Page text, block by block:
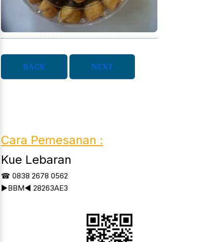
BACK NEXT
Cara Pemesanan :
Kue Lebaran
☎ 0838 2678 0562
►҉BBM◄ 28263AE3